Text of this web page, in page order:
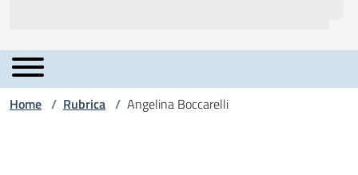
Home / Rubrica / Angelina Boccarelli